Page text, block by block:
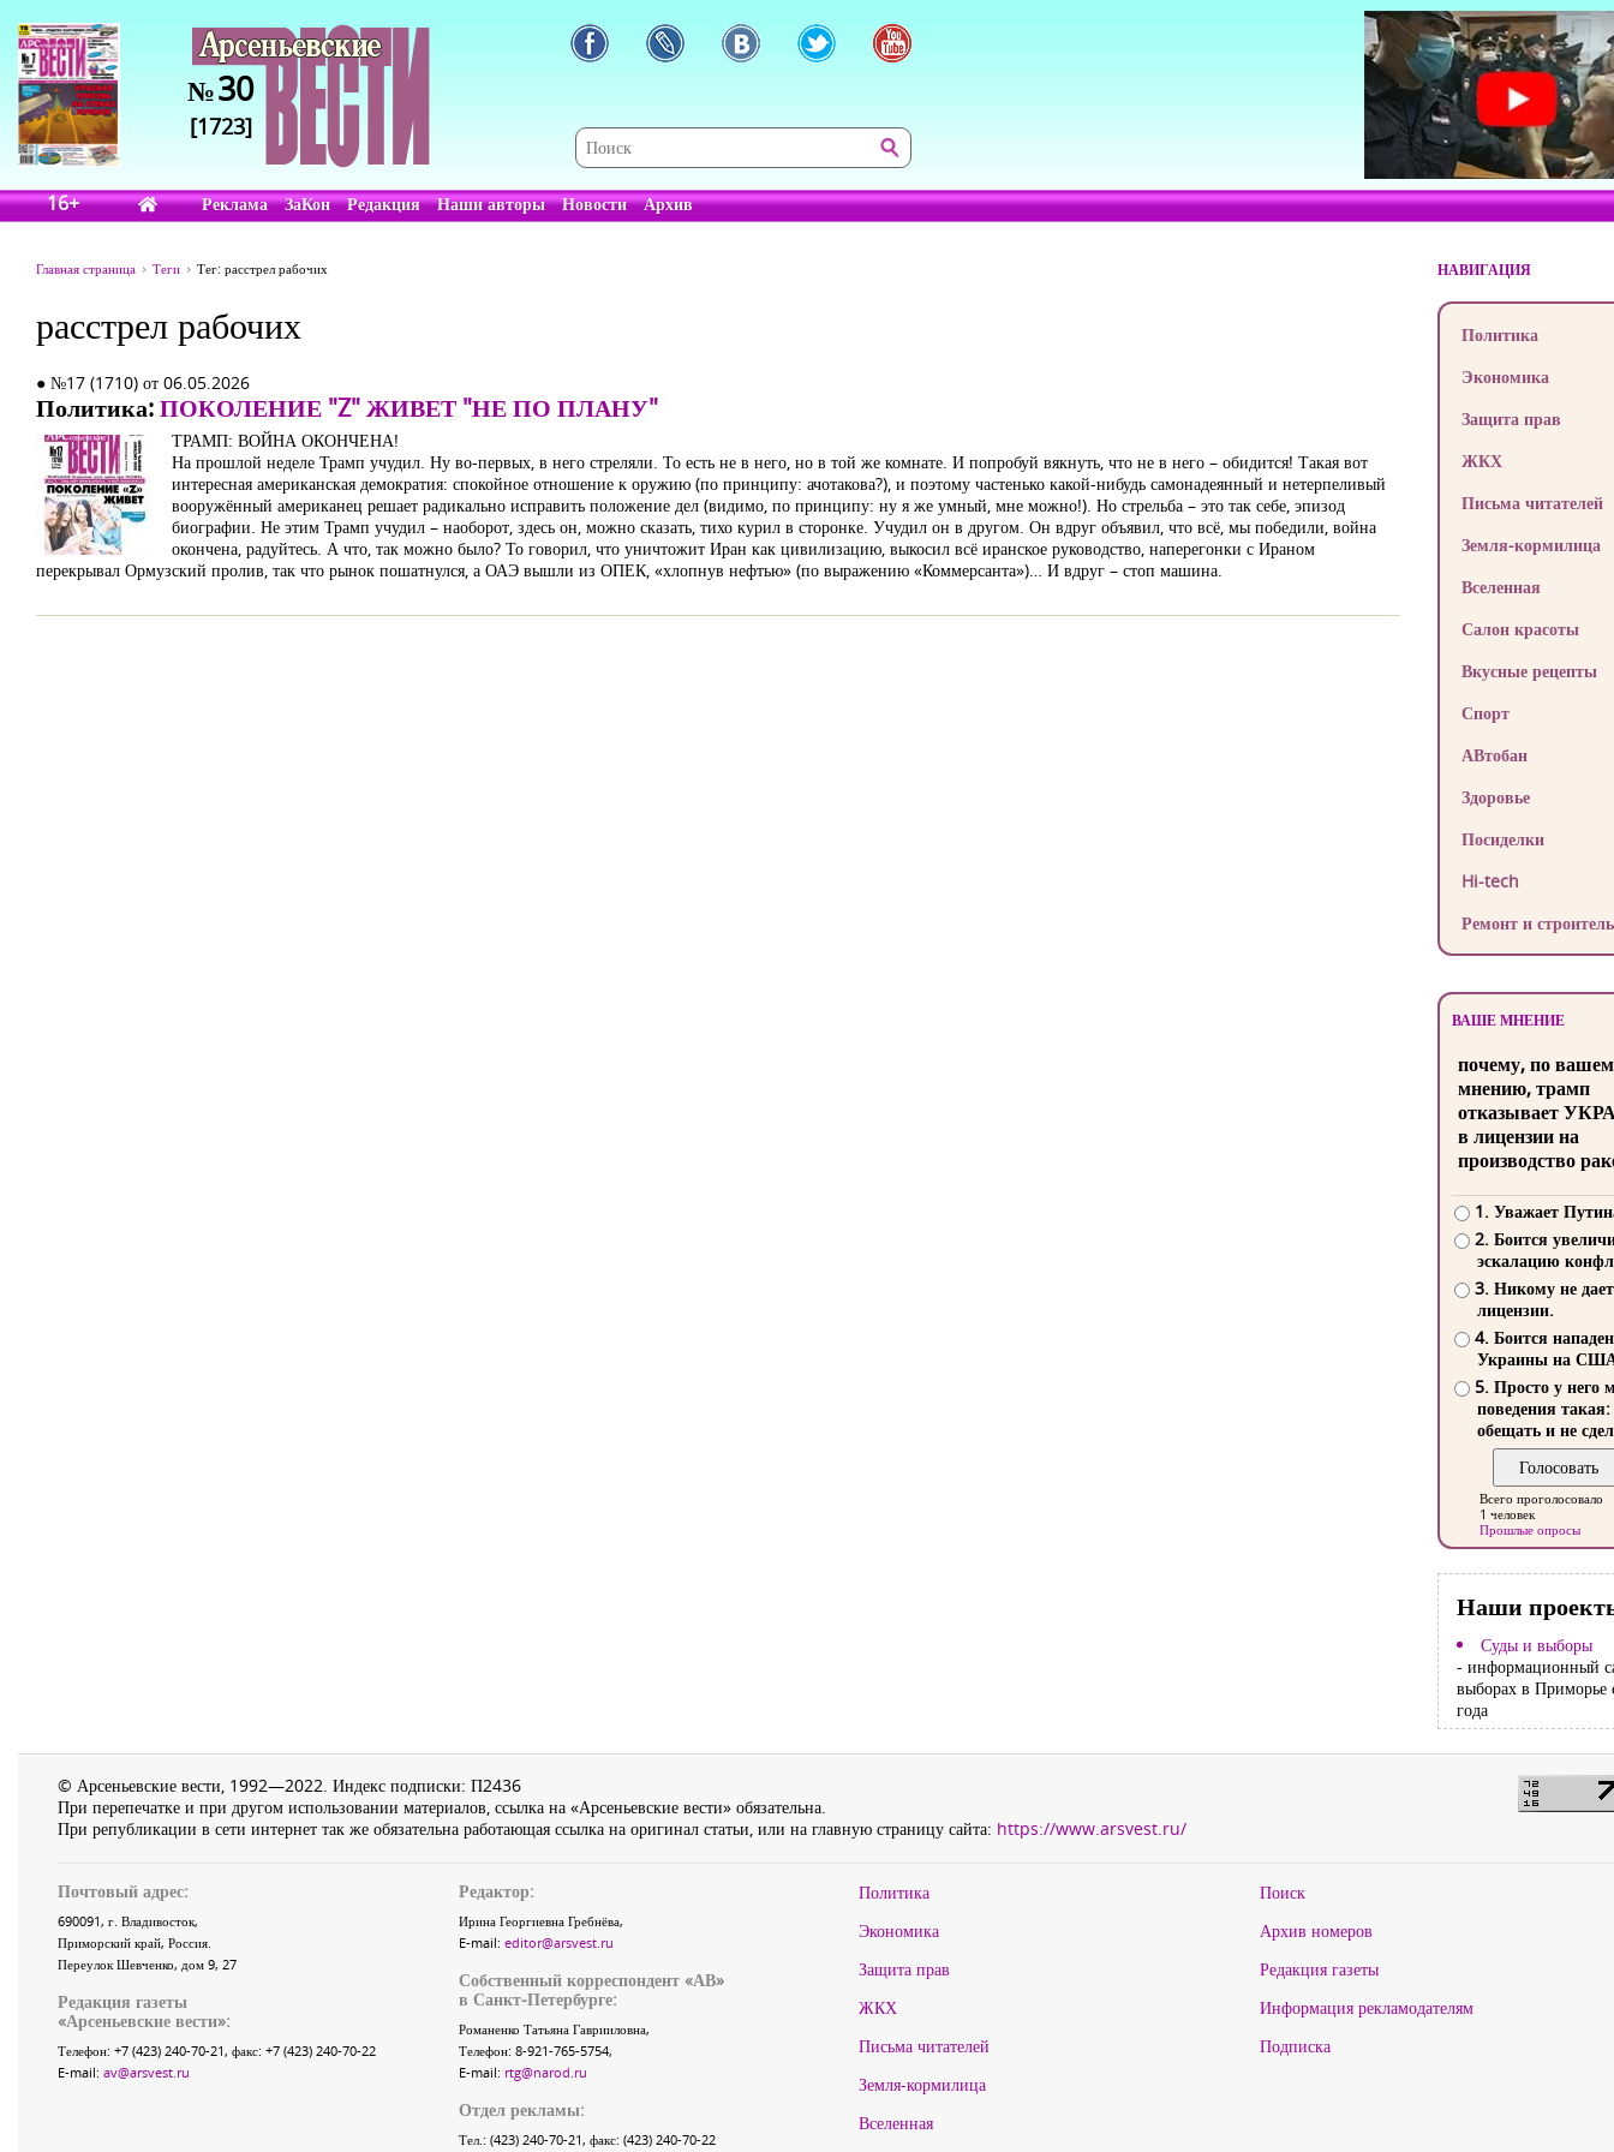
№30
[1723]
16+ Реклама ЗаКон Редакция Наши авторы Новости Архив
Главная страница Теги Тег: расстрел рабочих
расстрел рабочих
● №17 (1710) от 06.05.2026
Политика:ПОКОЛЕНИЕ "Z" ЖИВЕТ "НЕ ПО ПЛАНУ"
ТРАМП: ВОЙНА ОКОНЧЕНА!
На прошлой неделе Трамп учудил. Ну во-первых, в него стреляли. То есть не в него, но в той же комнате. И попробуй вякнуть, что не в него – обидится! Такая вот
интересная американская демократия: спокойное отношение к оружию (по принципу: ачотакова?), и поэтому частенько какой-нибудь самонадеянный и нетерпеливый
вооружённый американец решает радикально исправить положение дел (видимо, по принципу: ну я же умный, мне можно!). Но стрельба – это так себе, эпизод
биографии. Не этим Трамп учудил – наоборот, здесь он, можно сказать, тихо курил в сторонке. Учудил он в другом. Он вдруг объявил, что всё, мы победили, война
окончена, радуйтесь. А что, так можно было? То говорил, что уничтожит Иран как цивилизацию, выкосил всё иранское руководство, наперегонки с Ираном
перекрывал Ормузский пролив, так что рынок пошатнулся, а ОАЭ вышли из ОПЕК, «хлопнув нефтью» (по выражению «Коммерсанта»)… И вдруг – стоп машина.
НАВИГАЦИЯ
Политика
Экономика
Защита прав
ЖКХ
Письма читателей
Земля-кормилица
Вселенная
Салон красоты
Вкусные рецепты
Спорт
АВтобан
Здоровье
Посиделки
Hi-tech
Ремонт и
ВАШЕ МНЕНИЕ
почему, по
мнению, трамп
отказывает
в лицензии на
производство
1. Уважает
2. Боится
эскалацию
3. Никому не
лицензии.
4. Боится
Украины на
5. Просто у него
поведения такая:
обещать и не
Всего проголосовало
1 человек
Прошлые опросы
Наши
Суды и выборы
- информационный
выборах в Приморье
года
© Арсеньевские вести, 1992—2022. Индекс подписки: П2436
При перепечатке и при другом использовании материалов, ссылка на «Арсеньевские вести» обязательна.
При републикации в сети интернет так же обязательна работающая ссылка на оригинал статьи, или на главную страницу сайта: https://www.arsvest.ru/
Почтовый адрес:
690091, г. Владивосток,
Приморский край, Россия.
Переулок Шевченко, дом 9, 27
Редакция газеты
«Арсеньевские вести»:
Телефон: +7 (423) 240-70-21, факс: +7 (423) 240-70-22
E-mail: av@arsvest.ru
Редактор:
Ирина Георгиевна Гребнёва,
E-mail: editor@arsvest.ru
Собственный корреспондент «АВ»
в Санкт-Петербурге:
Романенко Татьяна Гаврииловна,
Телефон: 8-921-765-5754,
E-mail: rtg@narod.ru
Отдел рекламы:
Тел.: (423) 240-70-21, факс: (423) 240-70-22
Политика
Экономика
Защита прав
ЖКХ
Письма читателей
Земля-кормилица
Вселенная
Поиск
Архив номеров
Редакция газеты
Информация рекламодателям
Подписка